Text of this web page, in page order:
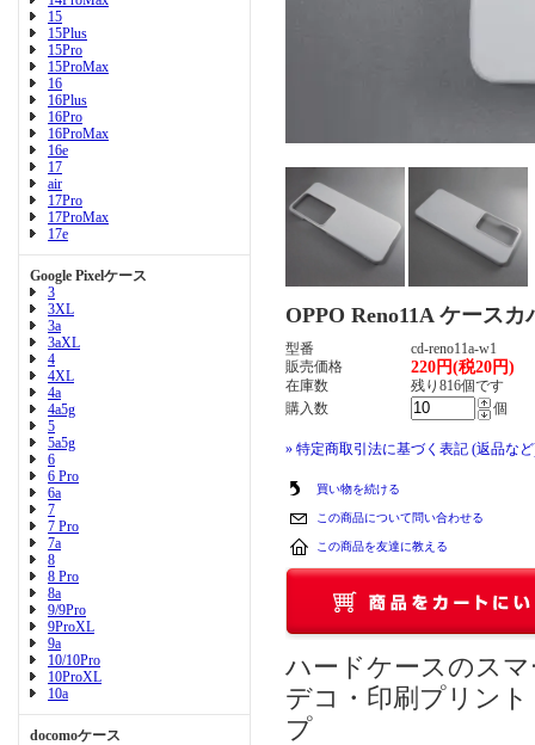
15
15Plus
15Pro
15ProMax
16
16Plus
16Pro
16ProMax
16e
17
air
17Pro
17ProMax
17e
Google Pixelケース
3
3XL
3a
3aXL
4
4XL
4a
4a5g
5
5a5g
6
6 Pro
6a
7
7 Pro
7a
8
8 Pro
8a
9/9Pro
9ProXL
9a
10/10Pro
10ProXL
10a
docomoケース
OPPO Reno11A ケース
型番
cd-reno11a-w1
販売価格
220円(税20円)
在庫数
残り816個です
購入数
個
» 特定商取引法に基づく表記 (返品な
買い物を続ける
この商品について問い合わせる
この商品を友達に教える
ハードケースのス
デコ・印刷プリン
プ